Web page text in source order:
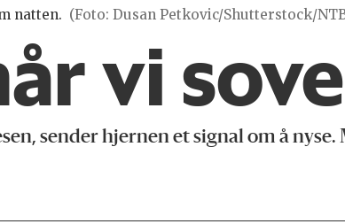
natten. (Foto: Dusan Petkovic/Shutterstock/
vi
sender hjernen et signal om å nyse.